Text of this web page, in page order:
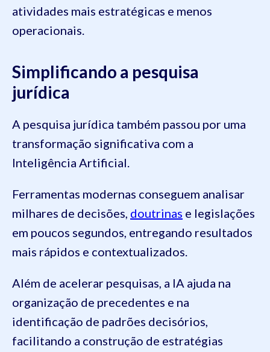
atividades mais estratégicas e menos
operacionais.
Simplificando a pesquisa
jurídica
A pesquisa jurídica também passou por uma
transformação significativa com a
Inteligência Artificial.
Ferramentas modernas conseguem analisar
milhares de decisões, doutrinas e legislações
em poucos segundos, entregando resultados
mais rápidos e contextualizados.
Além de acelerar pesquisas, a IA ajuda na
organização de precedentes e na
identificação de padrões decisórios,
facilitando a construção de estratégias